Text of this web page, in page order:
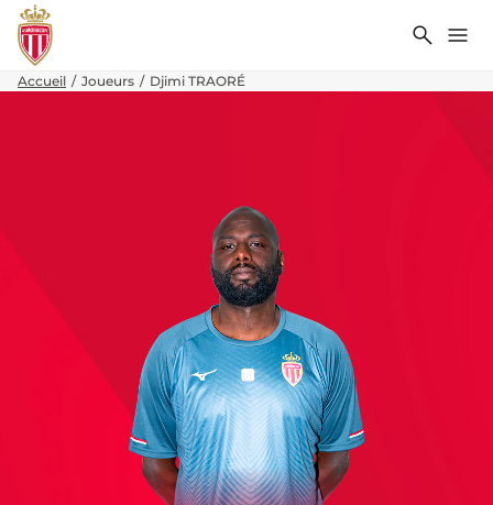
Accueil Joueurs Djimi TRAORÉ